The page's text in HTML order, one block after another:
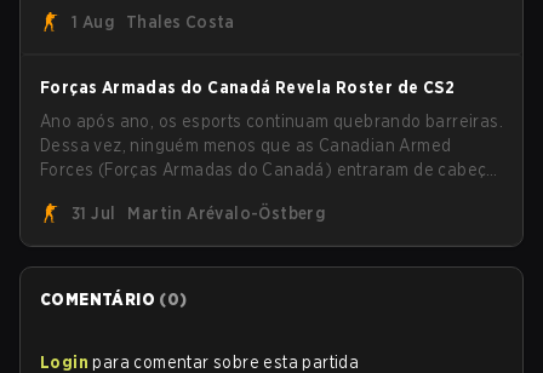
ainda lutando pelo troféu, enquanto paiN Gaming se
1 Aug Thales Costa
Forças Armadas do Canadá Revela Roster de CS2
Ano após ano, os esports continuam quebrando barreiras.
Dessa vez, ninguém menos que as Canadian Armed
Forces (Forças Armadas do Canadá) entraram de cabeça
31 Jul
Martin Arévalo-Östberg
COMENTÁRIO (0)
Login para comentar sobre esta partida